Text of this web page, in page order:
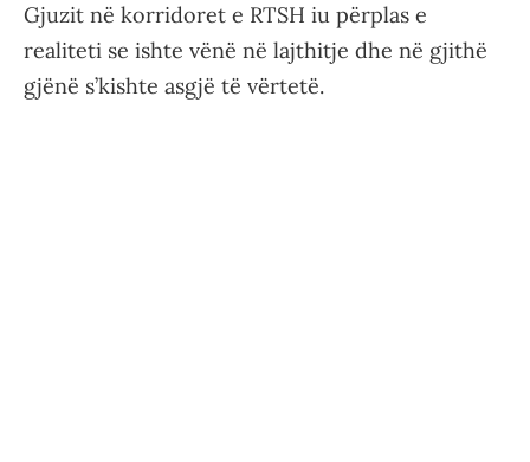
Gjuzit në korridoret e RTSH iu përplas e
realiteti se ishte vënë në lajthitje dhe në gjithë
gjënë s’kishte asgjë të vërtetë.